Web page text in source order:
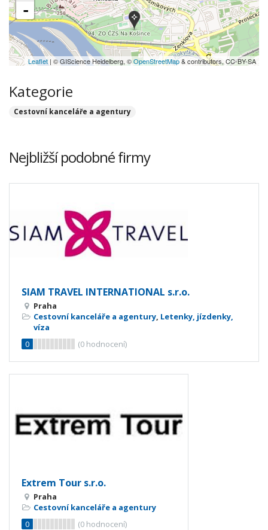
-
Leaflet| © GIScience Heidelberg, ©OpenStreetMap& contributors, CC-BY-SA
Kategorie
Cestovní kanceláře a agentury
Nejbližší podobné firmy
SIAM TRAVEL INTERNATIONAL s.r.o.
Praha
Cestovní kanceláře a agentury, Letenky, jízdenky,
víza
0
(0 hodnocení)
Extrem Tour s.r.o.
Praha
Cestovní kanceláře a agentury
0
(0 hodnocení)